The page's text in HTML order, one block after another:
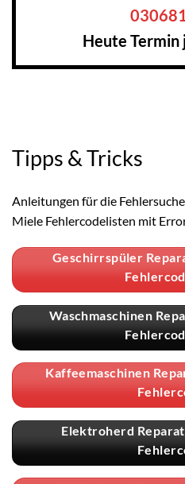
Heute
Tipps & Tricks
Anleitungen für die
Miele Fehlercodelisten mit
Geschirrspüler
Waschmaschinen
Kaffeemaschinen
Elektroherd